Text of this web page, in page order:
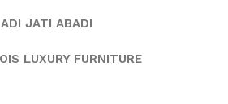
ADI JATI ABADI
LUXURY FURNITURE